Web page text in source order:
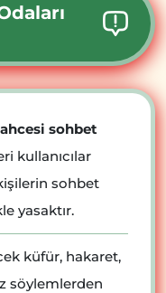
sohbet
kullanıcılar
kişilerin sohbet
yasaktır.
küfür, hakaret,
söylemlerden